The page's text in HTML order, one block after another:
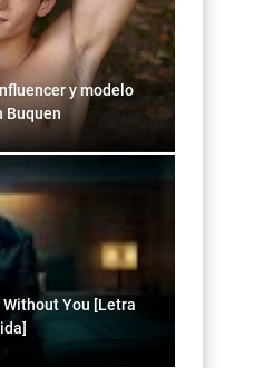
y modelo
Buquen
Without You [Letra